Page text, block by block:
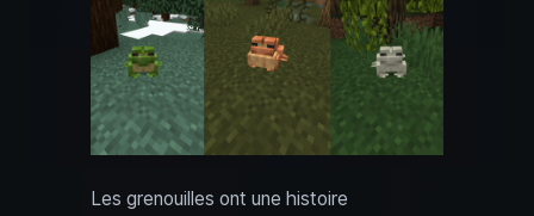
Les grenouilles ont une histoire